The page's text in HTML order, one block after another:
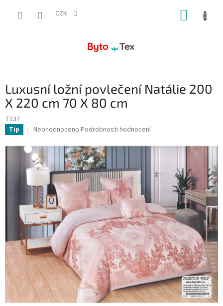
CZK
Luxusní ložní povlečení Natálie 200
X 220 cm 70 X 80 cm
T137
Tip
Průměrné
produktu
je
0,0
5
hvězdiček.
Neohodnoceno Podrobnosti hodnocení